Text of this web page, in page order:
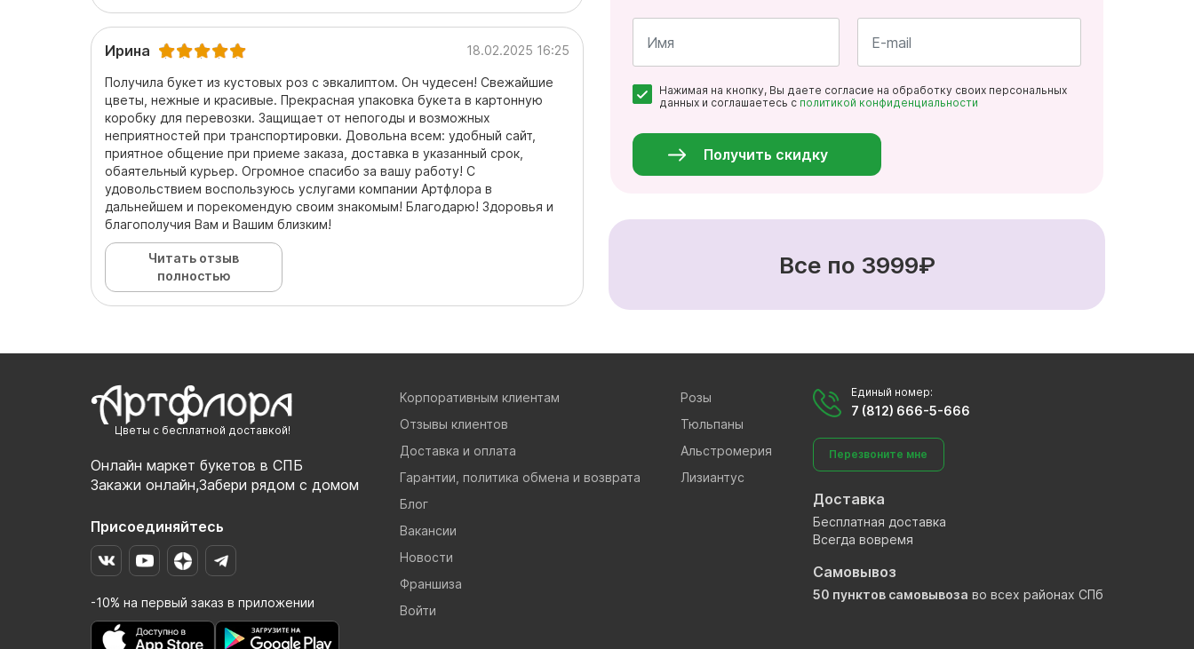
Ирина 18.02.2025 16:25
Получила букет из кустовых роз с эвкалиптом. Он чудесен! Свежайшие
цветы, нежные и красивые. Прекрасная упаковка букета в картонную
коробку для перевозки. Защищает от непогоды и возможных
неприятностей при транспортировки. Довольна всем: удобный сайт,
приятное общение при приеме заказа, доставка в указанный срок,
обаятельный курьер. Огромное спасибо за вашу работу! С
удовольствием воспользуюсь услугами компании Артфлора в
дальнейшем и порекомендую своим знакомым! Благодарю! Здоровья и
благополучия Вам и Вашим близким!
Читать отзыв
полностью
*
*
Нажимая на кнопку, Вы даете согласие на обработку своих персональных
данных и соглашаетесь с политикой конфиденциальности
Получить скидку
Все по 3999₽
Цветы с бесплатной доставкой!
Онлайн маркет букетов в СПБ
Закажи онлайн,Забери рядом с домом
Присоединяйтесь
-10% на первый заказ в приложении
Корпоративным клиентам
Отзывы клиентов
Доставка и оплата
Гарантии, политика обмена и возврата
Блог
Вакансии
Новости
Франшиза
Войти
Розы
Тюльпаны
Альстромерия
Лизиантус
Единый номер:
7 (812) 666-5-666
Перезвоните мне
Доставка
Бесплатная доставка
Всегда вовремя
Самовывоз
50 пунктов самовывоза во всех районах СПб